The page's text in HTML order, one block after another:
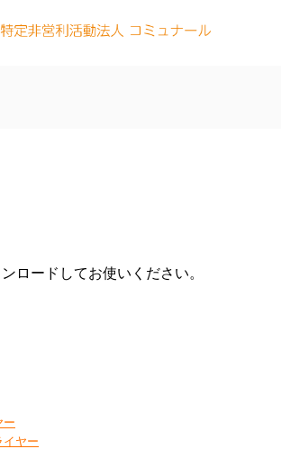
ロードしてお使いください。
ー
イヤー